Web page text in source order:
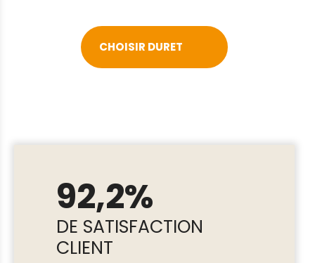
CHOISIR DURET
92,2%
DE SATISFACTION
CLIENT